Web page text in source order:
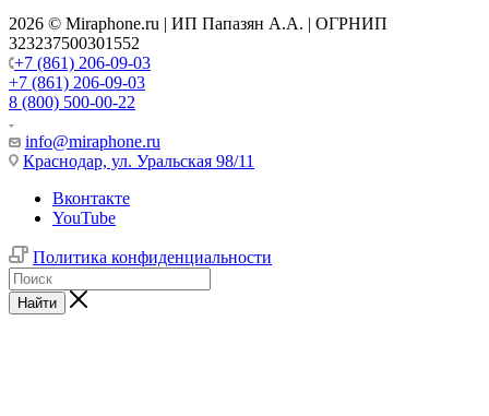
2026 © Miraphone.ru | ИП Папазян А.А. | ОГРНИП
323237500301552
+7 (861) 206-09-03
+7 (861) 206-09-03
8 (800) 500-00-22
info@miraphone.ru
Краснодар, ул. Уральская 98/11
Вконтакте
YouTube
Политика конфиденциальности
Найти